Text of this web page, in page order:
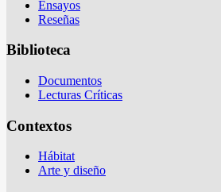
Ensayos
Reseñas
Biblioteca
Documentos
Lecturas Críticas
Contextos
Hábitat
Arte y diseño